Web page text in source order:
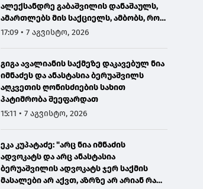
ალექსანდრე გაბაშვილის დანაშაულს,
ამართლებს მის საქციელს, ამბობს, რომ
სხვანაირად ვერ მოიქცეოდა
17:09 • 7 აგვისტო, 2026
გიგა ავალიანის საქმეზე დაკავებულ ნია
იმნაძეს და ანასტასია ბერუაშვილს
აღკვეთის ღონისძიების სახით
პატიმრობა შეეფარდათ
15:11 • 7 აგვისტო, 2026
ეკა კუპატაძე: "არც ნია იმნაძის
ადვოკატს და არც ანასტასია
ბერუაშვილის ადვოკატს ჯერ საქმის
მასალები არ აქვთ, აზრზე არ არიან რა